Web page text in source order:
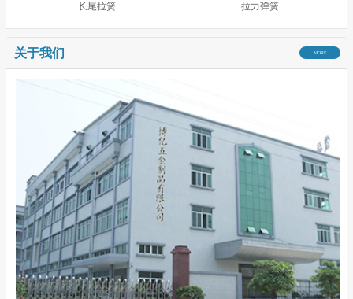
长尾拉簧 拉力弹簧
MORE
关于我们